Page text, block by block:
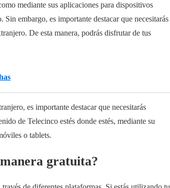
mediante sus aplicaciones para dispositivos
embargo, es importante destacar que necesitarás
De esta manera, podrás disfrutar de tus
es importante destacar que necesitarás
de Telecinco estés donde estés, mediante su
o tablets.
gratuita?